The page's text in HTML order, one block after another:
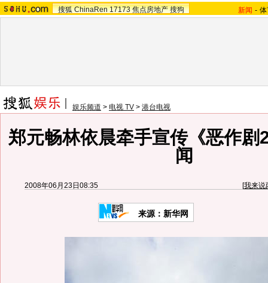
搜狐 ChinaRen 17173 焦点房地产 搜狗 新闻 -
娱乐频道 > 电视 TV > 港台电视
郑元畅林依晨牵手宣传《恶作剧
闻
2008年06月23日08:35 [我来说
来源：新华网